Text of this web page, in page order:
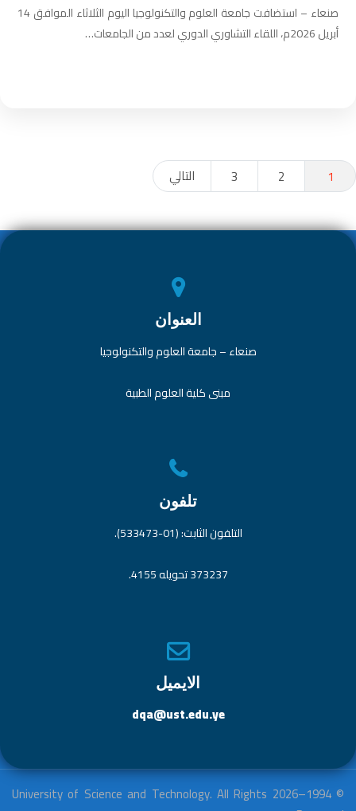
صنعاء – استضافت جامعة العلوم والتكنولوجيا اليوم الثلاثاء الموافق 14
أبريل 2026م، اللقاء التشاوري الدوري لعدد من الجامعات…
تعدد
المقالات
1
2
3 التالي
العنوان
صنعاء – جامعة العلوم والتكنولوجيا
مبنى كلية العلوم الطبية
تلفون
التلفون الثابت: (01-533473).
373237 تحويله 4155.
الايميل
dqa@ust.edu.ye
© 1994–2026 University of Science and Technology. All Rights